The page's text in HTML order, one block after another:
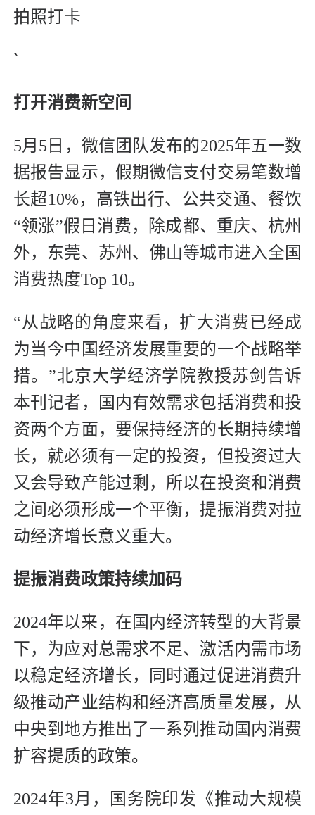
拍照打卡
`
打开消费新空间
5月5日，微信团队发布的2025年五一数
据报告显示，假期微信支付交易笔数增
长超10%，高铁出行、公共交通、餐饮
“领涨”假日消费，除成都、重庆、杭州
外，东莞、苏州、佛山等城市进入全国
消费热度Top 10。
“从战略的角度来看，扩大消费已经成
为当今中国经济发展重要的一个战略举
措。”北京大学经济学院教授苏剑告诉
本刊记者，国内有效需求包括消费和投
资两个方面，要保持经济的长期持续增
长，就必须有一定的投资，但投资过大
又会导致产能过剩，所以在投资和消费
之间必须形成一个平衡，提振消费对拉
动经济增长意义重大。
提振消费政策持续加码
2024年以来，在国内经济转型的大背景
下，为应对总需求不足、激活内需市场
以稳定经济增长，同时通过促进消费升
级推动产业结构和经济高质量发展，从
中央到地方推出了一系列推动国内消费
扩容提质的政策。
2024年3月，国务院印发《推动大规模